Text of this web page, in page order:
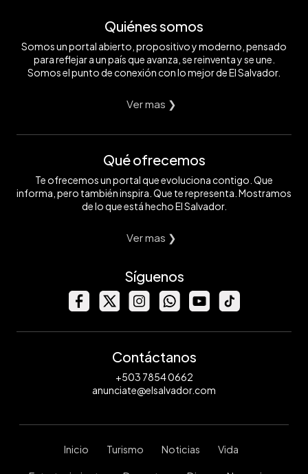
Quiénes somos
Somos un portal abierto, propositivo y moderno, pensado
para reflejar a un país que avanza, se reinventa y se une.
Somos el punto de conexión con lo mejor de El Salvador.
Ver mas ❯
Qué ofrecemos
Te ofrecemos un portal que evoluciona contigo. Que
informa, pero también inspira. Que te representa. Mostramos
de lo que está hecho El Salvador.
Ver mas ❯
Síguenos
Contáctanos
+503 7854 0662
anunciate@elsalvador.com
Inicio Turismo Noticias Vida